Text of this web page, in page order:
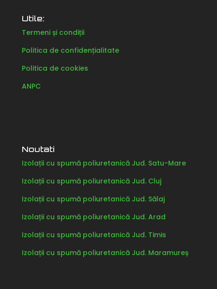
Utile:
Termeni și condiții
Politica de confidențialitate
Politica de cookies
ANPC
Noutati
Izolații cu spumă poliuretanică Jud. Satu-Mare
Izolații cu spumă poliuretanică Jud. Cluj
Izolații cu spumă poliuretanică Jud. Sălaj
Izolații cu spumă poliuretanică Jud. Arad
Izolații cu spumă poliuretanică Jud. Timis
Izolații cu spumă poliuretanică Jud. Maramureș